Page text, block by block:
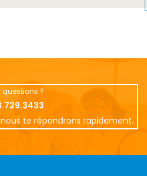
questions ?
te répondrons rapidement.